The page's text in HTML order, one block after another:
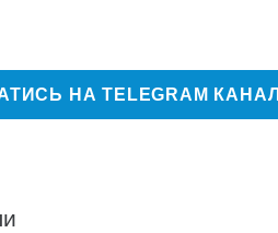
НА TELEGRAM КАНАЛ